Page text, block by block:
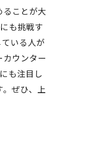
ることが大
も挑戦す
いる人が
ウンター
も注目し
ぜひ、上